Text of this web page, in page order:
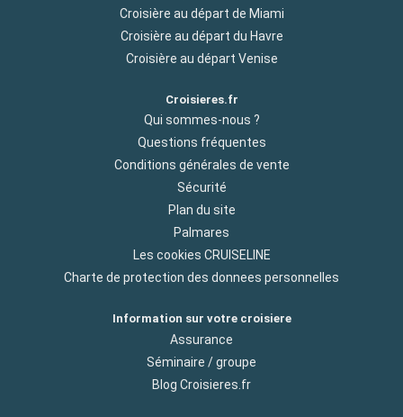
Croisière au départ de Miami
Croisière au départ du Havre
Croisière au départ Venise
Croisieres.fr
Qui sommes-nous ?
Questions fréquentes
Conditions générales de vente
Sécurité
Plan du site
Palmares
Les cookies CRUISELINE
Charte de protection des donnees personnelles
Information sur votre croisiere
Assurance
Séminaire / groupe
Blog Croisieres.fr